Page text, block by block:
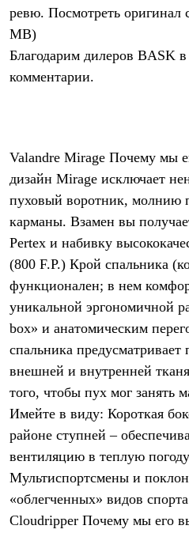
Среднее термобелье
Легкое термобелье
Лёгкая одежда
Футболки
Толстовки
Куртки
Жилеты
Утепленная синтетикой
Куртки
Брюки
Штормовая одежда
Куртки
Софтшелл одежда
Куртки
Брюки
Лёгкая одежда
Футболки
Толстовки
Термобелье
Теплое термобелье
Среднее термобелье
Легкое термобелье
Флисовая одежда
Куртки
Брюки
Детская одежда
Утепленная пухом
ревю. Посмотреть оригинал
MB)
Благодарим дилеров BASK
комментарии.
Valandre Mirage Почему мы
дизайн Mirage исключает
пуховый воротник, молнию
карманы. Взамен вы
Pertex и набивку
(800 F.P.) Крой спальника
функционален; в нем
уникальной эргономичной
box» и анатомическим
спальника предусматривает
внешней и внутренней
того, чтобы пух мог занять
Имейте в виду: Короткая
районе ступней –
вентиляцию в теплую
Мультиспортсмены и
«облегченных» видов
Cloudripper Почему мы его